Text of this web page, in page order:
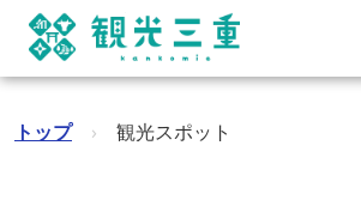
トップ › 観光スポット